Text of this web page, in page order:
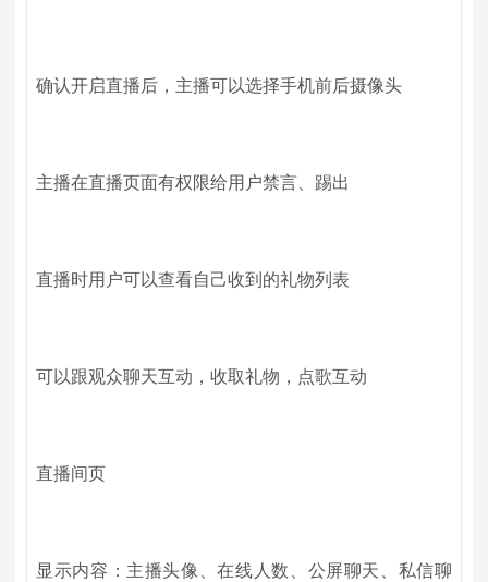
确认开启直播后，主播可以选择手机前后摄像头
主播在直播页面有权限给用户禁言、踢出
直播时用户可以查看自己收到的礼物列表
可以跟观众聊天互动，收取礼物，点歌互动
直播间页
显示内容：主播头像、在线人数、公屏聊天、私信聊